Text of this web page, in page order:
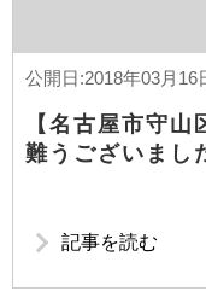
公開日:2018年03月
【名古屋市守
難うございまし
記事を読む